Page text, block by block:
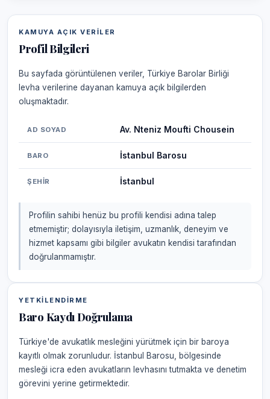
KAMUYA AÇIK VERILER
Profil Bilgileri
Bu sayfada görüntülenen veriler, Türkiye Barolar Birliği
levha verilerine dayanan kamuya açık bilgilerden
oluşmaktadır.
AD SOYAD Av. Nteniz Moufti Chousein
BARO İstanbul Barosu
ŞEHIR İstanbul
Profilin sahibi henüz bu profili kendisi adına talep
etmemiştir; dolayısıyla iletişim, uzmanlık, deneyim ve
hizmet kapsamı gibi bilgiler avukatın kendisi tarafından
doğrulanmamıştır.
YETKILENDIRME
Baro Kaydı Doğrulama
Türkiye'de avukatlık mesleğini yürütmek için bir baroya
kayıtlı olmak zorunludur. İstanbul Barosu, bölgesinde
mesleği icra eden avukatların levhasını tutmakta ve denetim
görevini yerine getirmektedir.